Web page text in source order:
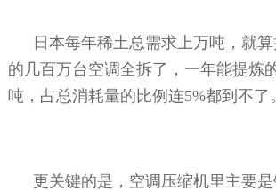
日本每年稀土总需求上万吨，就
的几百万台空调全拆了，一年能提炼
吨，占总消耗量的比例连5%都到不了。
更关键的是，空调压缩机里主要是